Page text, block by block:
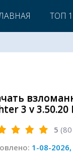
ТОП
3 v
5 (80
1-08-2026,